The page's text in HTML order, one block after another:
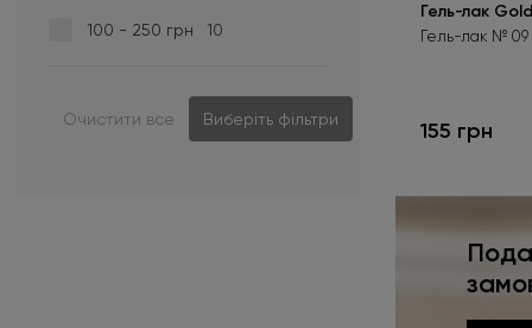
08 1
100 - 250 грн 10
Очистити все Виберіть фільтри
Гель-лак
Гель-лак № 09
155 грн